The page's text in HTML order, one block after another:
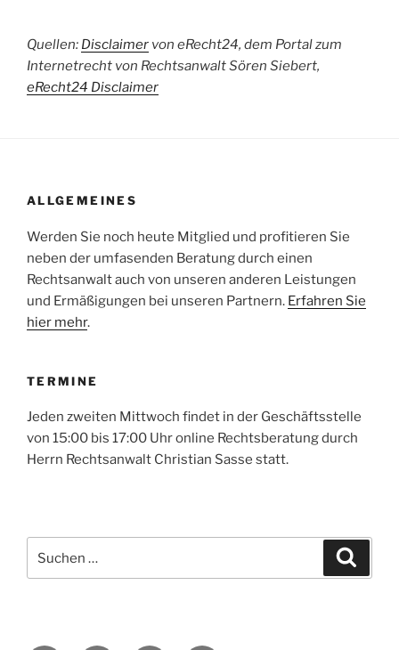
Quellen: Disclaimer von eRecht24, dem Portal zum
Internetrecht von Rechtsanwalt Sören Siebert,
eRecht24 Disclaimer
ALLGEMEINES
Werden Sie noch heute Mitglied und profitieren Sie
neben der umfasenden Beratung durch einen
Rechtsanwalt auch von unseren anderen Leistungen
und Ermäßigungen bei unseren Partnern. Erfahren Sie
hier mehr.
TERMINE
Jeden zweiten Mittwoch findet in der Geschäftsstelle
von 15:00 bis 17:00 Uhr online Rechtsberatung durch
Herrn Rechtsanwalt Christian Sasse statt.
nach: